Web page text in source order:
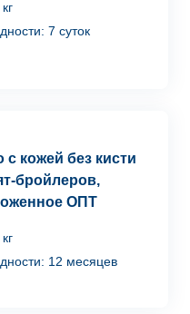
7 суток
с кожей без кисти
бройлеров,
ОПТ
12 месяцев